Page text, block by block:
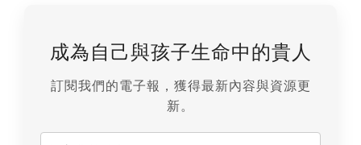
成為自己與孩子生命中的貴人
訂閱我們的電子報，獲得最新內容與資源更
新。